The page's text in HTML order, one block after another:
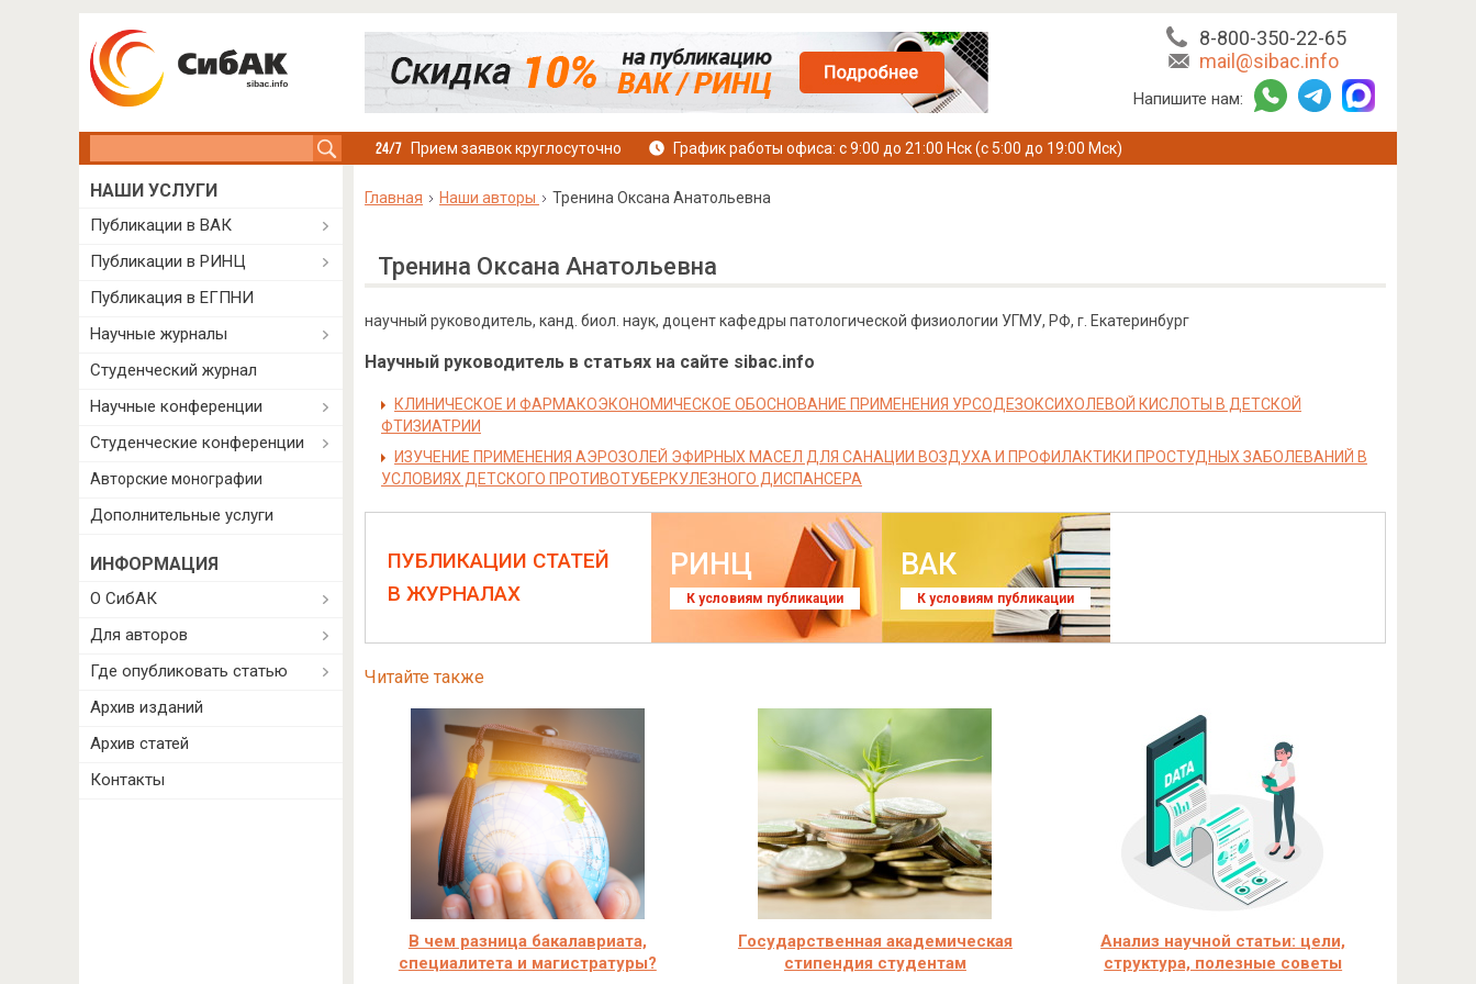
8-800-350-22-65
mail@sibac.info
Напишите нам:
Прием заявок круглосуточно График работы офиса: с 9:00 до 21:00 Нск (с 5:00 до 19:00 Мск)
Главная Наши авторы Тренина Оксана Анатольевна
Тренина Оксана Анатольевна
научный руководитель, канд. биол. наук, доцент кафедры патологической физиологии УГМУ, РФ, г. Екатеринбург
Научный руководитель в статьях на сайте sibac.info
КЛИНИЧЕСКОЕ И ФАРМАКОЭКОНОМИЧЕСКОЕ ОБОСНОВАНИЕ ПРИМЕНЕНИЯ УРСОДЕЗОКСИХОЛЕВОЙ КИСЛОТЫ В ДЕТСКОЙ
ФТИЗИАТРИИ
ИЗУЧЕНИЕ ПРИМЕНЕНИЯ АЭРОЗОЛЕЙ ЭФИРНЫХ МАСЕЛ ДЛЯ САНАЦИИ ВОЗДУХА И ПРОФИЛАКТИКИ ПРОСТУДНЫХ ЗАБОЛЕВАНИЙ В
УСЛОВИЯХ ДЕТСКОГО ПРОТИВОТУБЕРКУЛЕЗНОГО ДИСПАНСЕРА
ПУБЛИКАЦИИ СТАТЕЙ
В ЖУРНАЛАХ
РИНЦ
К условиям публикации
ВАК
К условиям публикации
Читайте также
В чем разница бакалавриата,
специалитета и магистратуры?
Государственная академическая
стипендия студентам
Анализ научной статьи: цели,
структура, полезные советы
НАШИ УСЛУГИ
Публикации в ВАК
Публикации в РИНЦ
Публикация в ЕГПНИ
Научные журналы
Студенческий журнал
Научные конференции
Студенческие конференции
Авторские монографии
Дополнительные услуги
ИНФОРМАЦИЯ
О СибАК
Для авторов
Где опубликовать статью
Архив изданий
Архив статей
Контакты